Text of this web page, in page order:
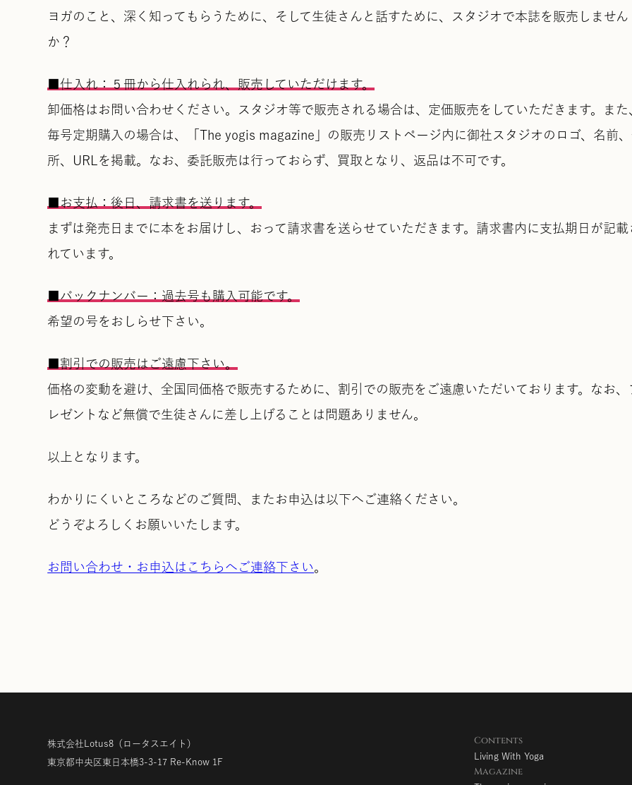
ヨガのこと、深く知ってもらうために、そして生徒さんと話すために、スタジオで本誌を販売しません
か？
■仕入れ：５冊から仕入れられ、販売していただけます。
卸価格はお問い合わせください。スタジオ等で販売される場合は、定価販売をしていただきます。また
毎号定期購入の場合は、「The yogis magazine」の販売リストページ内に御社スタジオのロゴ、名前
所、URLを掲載。なお、委託販売は行っておらず、買取となり、返品は不可です。
■お支払：後日、請求書を送ります。
まずは発売日までに本をお届けし、おって請求書を送らせていただきます。請求書内に支払期日が記載
れています。
■バックナンバー：過去号も購入可能です。
希望の号をおしらせ下さい。
■割引での販売はご遠慮下さい。
価格の変動を避け、全国同価格で販売するために、割引での販売をご遠慮いただいております。なお、
レゼントなど無償で生徒さんに差し上げることは問題ありません。
以上となります。
わかりにくいところなどのご質問、またお申込は以下へご連絡ください。
どうぞよろしくお願いいたします。
お問い合わせ・お申込はこちらへご連絡下さい。
株式会社Lotus8 （ロータスエイト）
東京都中央区東日本橋3-3-17 Re-Know 1F
Contents
Living With Yoga
Magazine